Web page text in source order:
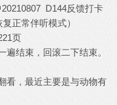
D144反馈打卡
正常伴听模式）
页
遍结束，回滚二下结束。
看，最近主要是与动物有